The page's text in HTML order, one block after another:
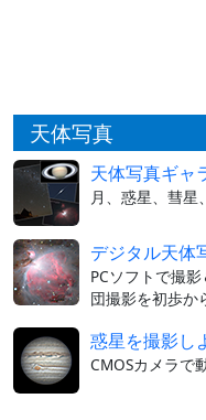
天体写真
天体写真ギャ
月、惑星、彗
デジタル天体
PCソフトで撮
団撮影を初歩か
惑星を撮影し
CMOSカメラで